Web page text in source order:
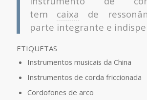
tem caixa de
parte integrante e
ETIQUETAS
Instrumentos musicais da China
Instrumentos de corda friccionada
Cordofones de arco